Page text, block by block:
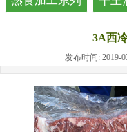
3A西
发布时间: 2019-